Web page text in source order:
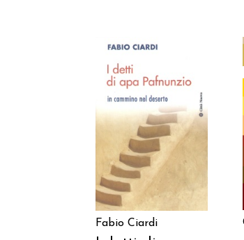
AGGIUNGI AL
CARRELLO
Fabio Ciardi